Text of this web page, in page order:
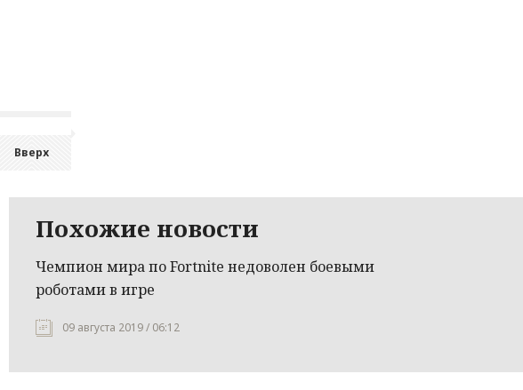
Вверх
Похожие новости
Чемпион мира по Fortnite недоволен боевыми
роботами в игре
09 августа 2019 / 06:12